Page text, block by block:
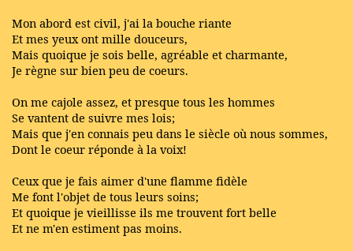
Mon abord est civil, j'ai la bouche riante
Et mes yeux ont mille douceurs,
Mais quoique je sois belle, agréable et charmante,
Je règne sur bien peu de coeurs.
On me cajole assez, et presque tous les hommes
Se vantent de suivre mes lois;
Mais que j'en connais peu dans le siècle où nous sommes,
Dont le coeur réponde à la voix!
Ceux que je fais aimer d'une flamme fidèle
Me font l'objet de tous leurs soins;
Et quoique je vieillisse ils me trouvent fort belle
Et ne m'en estiment pas moins.